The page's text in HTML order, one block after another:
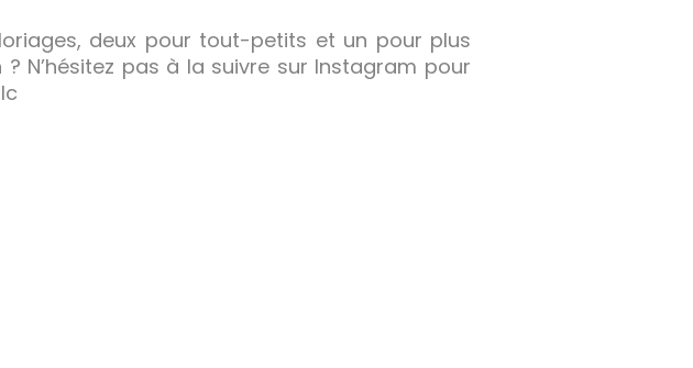
deux pour tout-petits et un pour plus
N’hésitez pas à la suivre sur Instagram pour